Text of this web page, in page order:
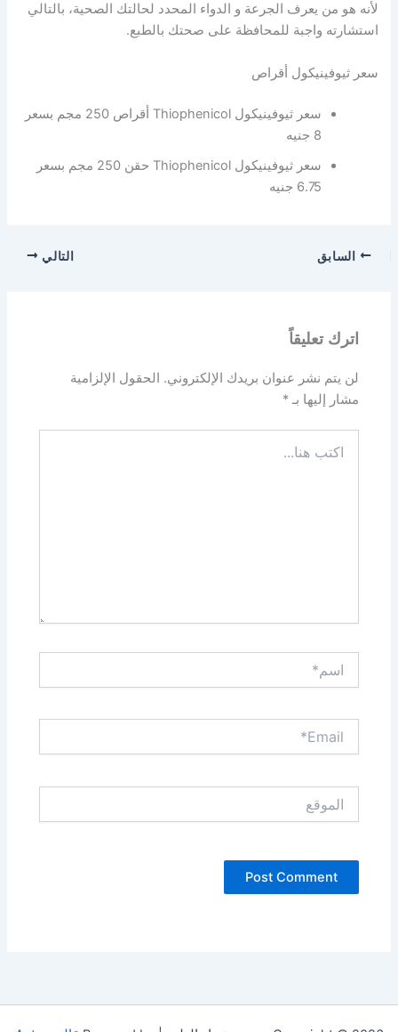
لأنه هو من يعرف الجرعة و الدواء المحدد لحالتك الصحية، بالتالي
استشارته واجبة للمحافظة على صحتك بالطبع.
سعر ثيوفينيكول أقراص
سعر ثيوفينيكول Thiophenicol أقراص 250 مجم بسعر
8 جنيه
سعر ثيوفينيكول Thiophenicol حقن 250 مجم بسعر
6.75 جنيه
السابق التالي
اترك تعليقاً
لن يتم نشر عنوان بريدك الإلكتروني. الحقول الإلزامية
مشار إليها بـ*
هنا...